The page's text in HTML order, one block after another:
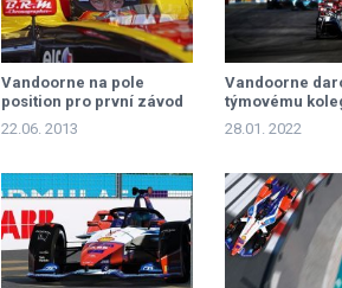
Vandoorne na pole
position pro první závod
22.06. 2013
Vandoorne
týmovému
Vriesovi první
sezony
28.01. 2022